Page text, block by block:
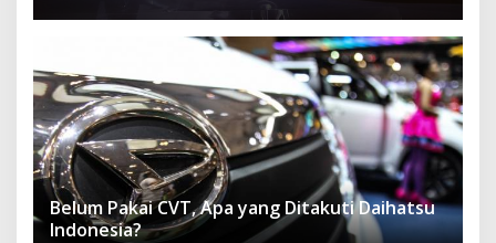
Belum Pakai CVT, Apa yang Ditakuti Daihatsu
Indonesia?